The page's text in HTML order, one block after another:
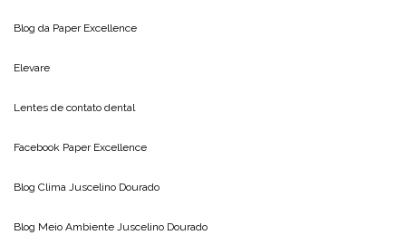
Blog da Paper Excellence
Elevare
Lentes de contato dental
Facebook Paper Excellence
Blog Clima Juscelino Dourado
Blog Meio Ambiente Juscelino Dourado